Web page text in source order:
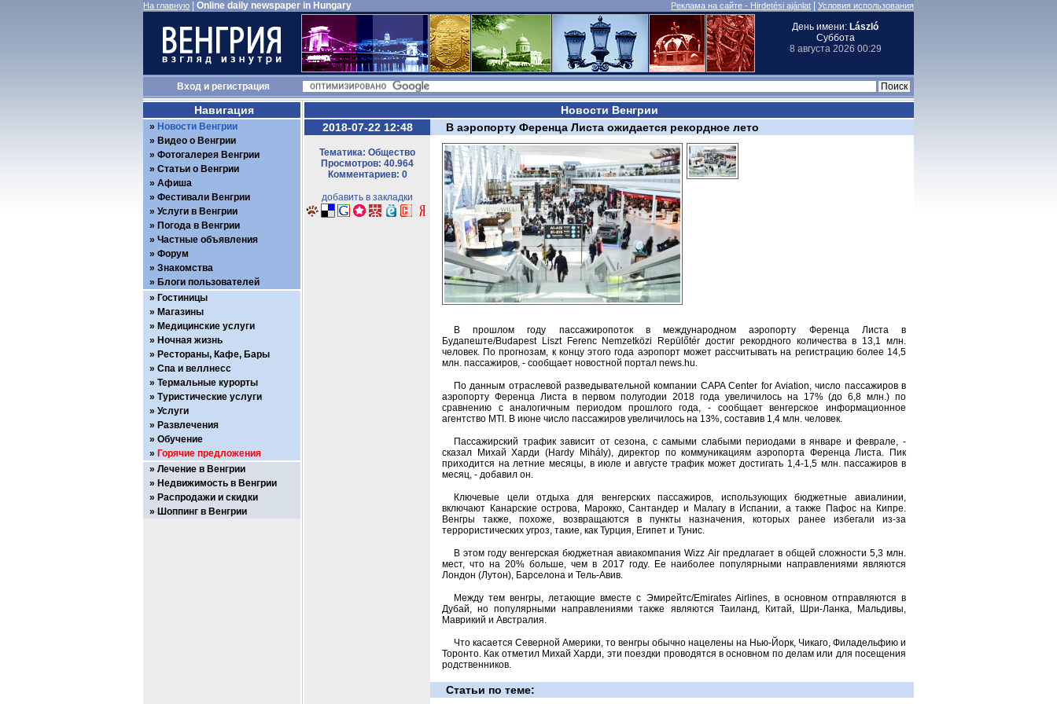
На главную Online daily newspaper in Hungary Реклама на сайте - Hirdetési ajánlat Условия использования
День имени: László
Суббота
8 августа 2026 00:29
Входи регистрация
Новости Венгрии
2018-07-22 12:48
Тематика: Общество
Просмотров: 40.964
Комментариев: 0
добавить в закладки
В аэропорту Ференца Листа ожидается рекордное лето
В прошлом году пассажиропоток в международном аэропорту Ференца Листа в
Будапеште/Budapest Liszt Ferenc Nemzetközi Repülőtér достиг рекордного количества в 13,1 млн.
человек. По прогнозам, к концу этого года аэропорт может рассчитывать на регистрацию более 14,5
млн. пассажиров, - сообщает новостной портал news.hu.
По данным отраслевой разведывательной компании CAPA Center for Aviation, число пассажиров в
аэропорту Ференца Листа в первом полугодии 2018 года увеличилось на 17% (до 6,8 млн.) по
сравнению с аналогичным периодом прошлого года, - сообщает венгерское информационное
агентство MTI. В июне число пассажиров увеличилось на 13%, составив 1,4 млн. человек.
Пассажирский трафик зависит от сезона, с самыми слабыми периодами в январе и феврале, -
сказал Михай Харди (Hardy Mihály), директор по коммуникациям аэропорта Ференца Листа. Пик
приходится на летние месяцы, в июле и августе трафик может достигать 1,4-1,5 млн. пассажиров в
месяц, - добавил он.
Ключевые цели отдыха для венгерских пассажиров, использующих бюджетные авиалинии,
включают Канарские острова, Марокко, Сантандер и Малагу в Испании, а также Пафос на Кипре.
Венгры также, похоже, возвращаются в пункты назначения, которых ранее избегали из-за
террористических угроз, такие, как Турция, Египет и Тунис.
В этом году венгерская бюджетная авиакомпания Wizz Air предлагает в общей сложности 5,3 млн.
мест, что на 20% больше, чем в 2017 году. Ее наиболее популярными направлениями являются
Лондон (Лутон), Барселона и Тель-Авив.
Между тем венгры, летающие вместе с Эмирейтс/Emirates Airlines, в основном отправляются в
Дубай, но популярными направлениями также являются Таиланд, Китай, Шри-Ланка, Мальдивы,
Маврикий и Австралия.
Что касается Северной Америки, то венгры обычно нацелены на Нью-Йорк, Чикаго, Филадельфию и
Торонто. Как отметил Михай Харди, эти поездки проводятся в основном по делам или для посещения
родственников.
Статьи по теме:
Навигация
Новости Венгрии
Видео о Венгрии
Фотогалерея Венгрии
Статьи о Венгрии
Афиша
Фестивали Венгрии
Услуги в Венгрии
Погода в Венгрии
Частные объявления
Форум
Знакомства
Блоги пользователей
Гостиницы
Магазины
Медицинские услуги
Ночная жизнь
Рестораны, Кафе, Бары
Спа и веллнесс
Термальные курорты
Туристические услуги
Услуги
Развлечения
Обучение
Горячие предложения
Лечение в Венгрии
Недвижимость в Венгрии
Распродажи и скидки
Шоппинг в Венгрии